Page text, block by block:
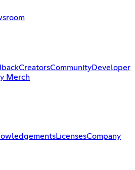
CreatorsCommunityDeveloper
Merch
LicensesCompany